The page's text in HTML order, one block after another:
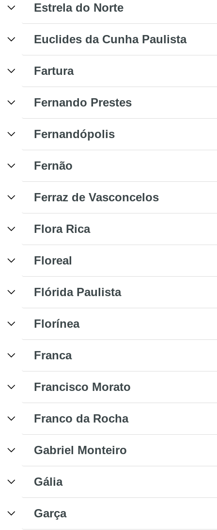
Estrela do Norte
Euclides da Cunha Paulista
Fartura
Fernando Prestes
Fernandópolis
Fernão
Ferraz de Vasconcelos
Flora Rica
Floreal
Flórida Paulista
Florínea
Franca
Francisco Morato
Franco da Rocha
Gabriel Monteiro
Gália
Garça